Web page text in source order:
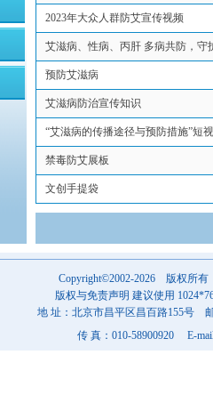
2023年大众人群防艾宣传视频
艾滋病、性病、丙肝 多病共防，守
预防艾滋病
艾滋病防治宣传知识
“艾滋病的传播途径与预防措施”短
禁毒防艾展板
文创手提袋
Copyright©2002-2026 版权所有
版权与免责声明 建议使用
地 址：北京市昌平区昌百路155号
传 真：010-58900920 E-